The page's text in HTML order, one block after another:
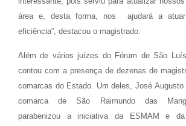
área e, desta forma, nos ajudará a
eficiência”, destacou o magistrado.
Além de vários juízes do Fórum de São
contou com a presença de dezenas de
comarcas do Estado. Um deles, José
comarca de São Raimundo das
parabenizou a iniciativa da ESMAM e da